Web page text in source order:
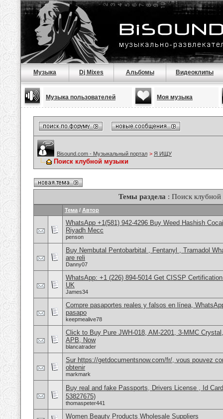
Музыка Dj Mixes Альбомы Видеоклипы
Музыка пользователей Моя музыка
Bisound.com - Музыкальный портал > Я ИЩУ
Поиск клубной музыки
Темы раздела : Поиск
Тема / Автор
WhatsApp +1(581) 942-4296 Buy Weed Hashish
Riyadh Mecc
penson
Buy Nembutal Pentobarbital , Fentanyl , Tramadol
are reli
Danny07
WhatsApp: +1 (226) 894-5014​ Get CISSP
UK
James34
Compre pasaportes reales y falsos en línea,
pasapo
keepmealive78
Click to Buy Pure JWH-018, AM-2201, 3-MMC
APB, Now
blancatrader
Sur https://getdocumentsnow.com/fr/, vous pouvez
obtenir
markmark
Buy real and fake Passports, Drivers License , Id
53827675)
thomaspeter441
Women Beauty Products Wholesale Suppliers